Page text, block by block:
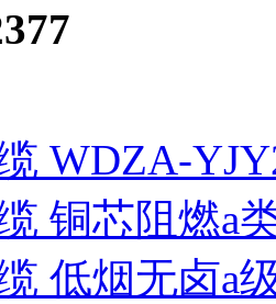
WDZA-
铜芯阻燃a
低烟无卤a